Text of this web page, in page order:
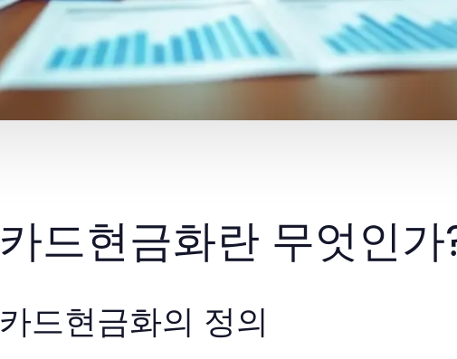
카드현금화란 무엇인가
카드현금화의 정의